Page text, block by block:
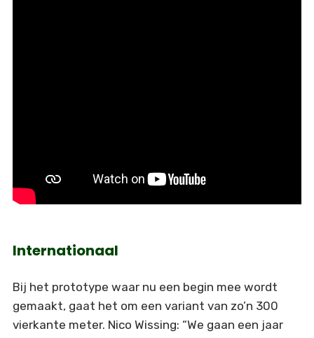
Internationaal
Bij het prototype waar nu een begin mee wordt
gemaakt, gaat het om een variant van zo’n 300
vierkante meter. Nico Wissing: “We gaan een jaar